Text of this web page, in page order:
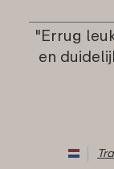
"Errug
en